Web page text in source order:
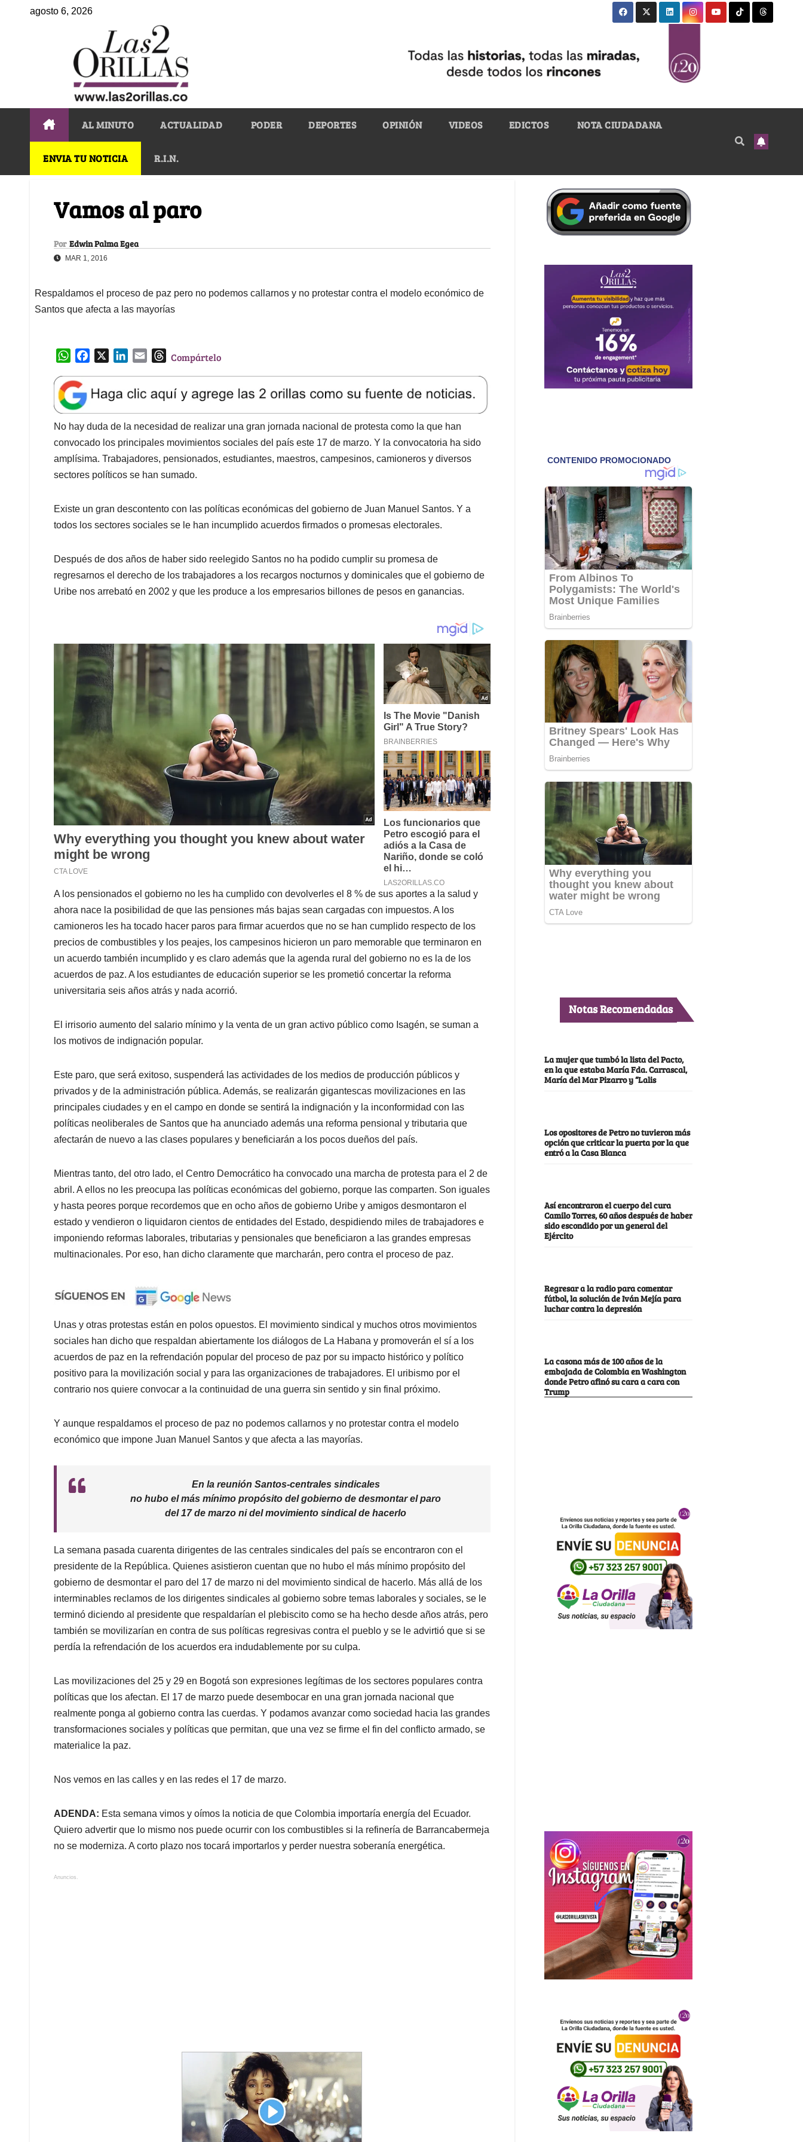
agosto 6, 2026
AL MINUTO ACTUALIDAD PODER DEPORTES OPINIÓN VIDEOS EDICTOS NOTA CIUDADANA
ENVIA TU NOTICIA R.I.N.
Vamos al paro
Por Edwin Palma Egea
MAR 1, 2016
Respaldamos el proceso de paz pero no podemos callarnos y no protestar contra el modelo económico de
Santos que afecta a las mayorías
W
a
t
s
A
p
p
e
b
o
o
k
k
e
d
I
n
l
T
e
a
d
s
Compártelo
No hay duda de la necesidad de realizar una gran jornada nacional de protesta como la que han
convocado los principales movimientos sociales del país este 17 de marzo. Y la convocatoria ha sido
amplísima. Trabajadores, pensionados, estudiantes, maestros, campesinos, camioneros y diversos
sectores políticos se han sumado.
Existe un gran descontento con las políticas económicas del gobierno de Juan Manuel Santos. Y a
todos los sectores sociales se le han incumplido acuerdos firmados o promesas electorales.
Después de dos años de haber sido reelegido Santos no ha podido cumplir su promesa de
regresarnos el derecho de los trabajadores a los recargos nocturnos y dominicales que el gobierno de
Uribe nos arrebató en 2002 y que les produce a los empresarios billones de pesos en ganancias.
A los pensionados el gobierno no les ha cumplido con devolverles el 8 % de sus aportes a la salud y
ahora nace la posibilidad de que las pensiones más bajas sean cargadas con impuestos. A los
camioneros les ha tocado hacer paros para firmar acuerdos que no se han cumplido respecto de los
precios de combustibles y los peajes, los campesinos hicieron un paro memorable que terminaron en
un acuerdo también incumplido y es claro además que la agenda rural del gobierno no es la de los
acuerdos de paz. A los estudiantes de educación superior se les prometió concertar la reforma
universitaria seis años atrás y nada acorrió.
El irrisorio aumento del salario mínimo y la venta de un gran activo público como Isagén, se suman a
los motivos de indignación popular.
Este paro, que será exitoso, suspenderá las actividades de los medios de producción públicos y
privados y de la administración pública. Además, se realizarán gigantescas movilizaciones en las
principales ciudades y en el campo en donde se sentirá la indignación y la inconformidad con las
políticas neoliberales de Santos que ha anunciado además una reforma pensional y tributaria que
afectarán de nuevo a las clases populares y beneficiarán a los pocos dueños del país.
Mientras tanto, del otro lado, el Centro Democrático ha convocado una marcha de protesta para el 2 de
abril. A ellos no les preocupa las políticas económicas del gobierno, porque las comparten. Son iguales
y hasta peores porque recordemos que en ocho años de gobierno Uribe y amigos desmontaron el
estado y vendieron o liquidaron cientos de entidades del Estado, despidiendo miles de trabajadores e
imponiendo reformas laborales, tributarias y pensionales que beneficiaron a las grandes empresas
multinacionales. Por eso, han dicho claramente que marcharán, pero contra el proceso de paz.
Unas y otras protestas están en polos opuestos. El movimiento sindical y muchos otros movimientos
sociales han dicho que respaldan abiertamente los diálogos de La Habana y promoverán el sí a los
acuerdos de paz en la refrendación popular del proceso de paz por su impacto histórico y político
positivo para la movilización social y para las organizaciones de trabajadores. El uribismo por el
contrario nos quiere convocar a la continuidad de una guerra sin sentido y sin final próximo.
Y aunque respaldamos el proceso de paz no podemos callarnos y no protestar contra el modelo
económico que impone Juan Manuel Santos y que afecta a las mayorías.
En la reunión Santos-centrales sindicales
no hubo el más mínimo propósito del gobierno de desmontar el paro
del 17 de marzo ni del movimiento sindical de hacerlo
La semana pasada cuarenta dirigentes de las centrales sindicales del país se encontraron con el
presidente de la República. Quienes asistieron cuentan que no hubo el más mínimo propósito del
gobierno de desmontar el paro del 17 de marzo ni del movimiento sindical de hacerlo. Más allá de los
interminables reclamos de los dirigentes sindicales al gobierno sobre temas laborales y sociales, se le
terminó diciendo al presidente que respaldarían el plebiscito como se ha hecho desde años atrás, pero
también se movilizarían en contra de sus políticas regresivas contra el pueblo y se le advirtió que si se
perdía la refrendación de los acuerdos era indudablemente por su culpa.
Las movilizaciones del 25 y 29 en Bogotá son expresiones legítimas de los sectores populares contra
políticas que los afectan. El 17 de marzo puede desembocar en una gran jornada nacional que
realmente ponga al gobierno contra las cuerdas. Y podamos avanzar como sociedad hacia las grandes
transformaciones sociales y políticas que permitan, que una vez se firme el fin del conflicto armado, se
materialice la paz.
Nos vemos en las calles y en las redes el 17 de marzo.
ADENDA: Esta semana vimos y oímos la noticia de que Colombia importaría energía del Ecuador.
Quiero advertir que lo mismo nos puede ocurrir con los combustibles si la refinería de Barrancabermeja
no se moderniza. A corto plazo nos tocará importarlos y perder nuestra soberanía energética.
Anuncios.
Notas Recomendadas
La mujer que tumbó la lista del Pacto,
en la que estaba María Fda. Carrascal,
María del Mar Pizarro y “Lalis
Los opositores de Petro no tuvieron más
opción que criticar la puerta por la que
entró a la Casa Blanca
Así encontraron el cuerpo del cura
Camilo Torres, 60 años después de haber
sido escondido por un general del
Ejército
Regresar a la radio para comentar
fútbol, la solución de Iván Mejía para
luchar contra la depresión
La casona más de 100 años de la
embajada de Colombia en Washington
donde Petro afinó su cara a cara con
Trump